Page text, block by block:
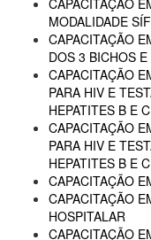
CAPACITAÇÃO
MODALIDADE
CAPACITAÇÃO
DOS 3 BICHOS
CAPACITAÇÃO
PARA HIV E
HEPATITES B E C
CAPACITAÇÃO
PARA HIV E
HEPATITES B E
CAPACITAÇÃO
CAPACITAÇÃO
HOSPITALAR
CAPACITAÇÃO